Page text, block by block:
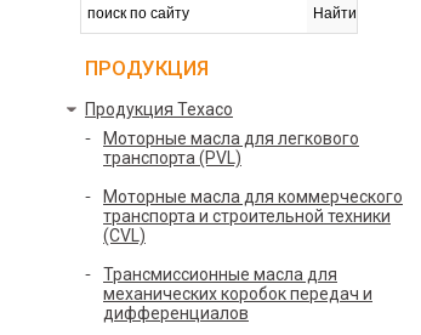
ПРОДУКЦИЯ
Продукция Texaco
Моторные масла для легкового
транспорта (PVL)
Моторные масла для коммерческого
транспорта и строительной техники
(CVL)
Трансмиссионные масла для
механических коробок передач и
дифференциалов